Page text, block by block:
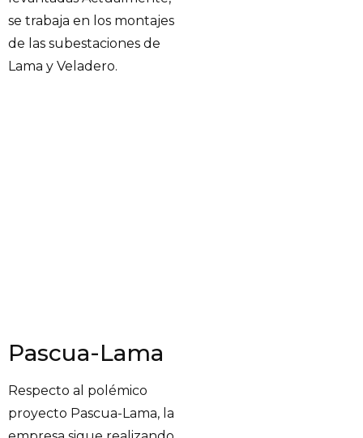
se trabaja en los montajes
de las subestaciones de
Lama y Veladero.
Pascua-Lama
Respecto al polémico
proyecto Pascua-Lama, la